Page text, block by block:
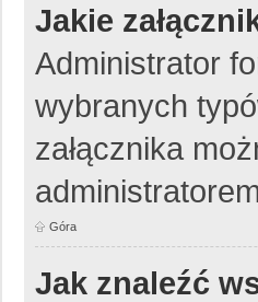
Jakie
Administrator
wybranych
załącznika
Góra
Jak znaleźć